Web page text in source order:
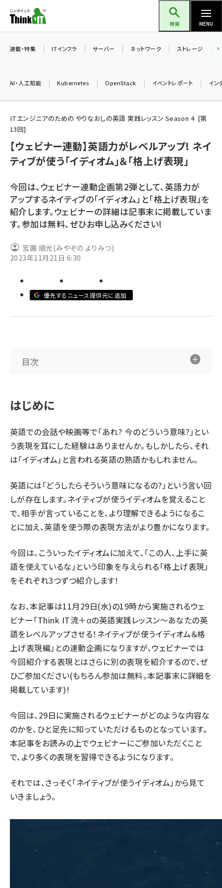
ン
ツ
検索 MENU
iot女子会 (2290)
北海道をのんびり旅する晴山佳須夫のヒント集！ (2047)
drupal (1963)
genai (1492)
abc123 (1367)
連載・特集 ITインフラ サーバー ネットワーク ストレージ
AI・人工知能 Kubernetes OpenStack イベントレポート イン
ITエンジニアのための やりなおしの英語 実践レッスン Season 4 第
13回
【ウェビナー連動】英語力がレベルアップ! ネイ
ティブが使う「イディオム」＆「格上げ表現」
今回は、ウェビナー連動企画第2弾として、英語力が
アップするネイティブの「イディオム」と「格上げ表現」を
紹介します。ウェビナーの詳細は記事末に掲載していま
す。参加は無料、ぜひお申し込みください!
宮園 順光(みやぞの よりみつ)
2023年11月21日 6:30
優先するニュース提供元に追加
目次
はじめに
英語での会話や映画等で「あれ? 今のどういう意味?」とい
う表現を耳にした経験はありませんか。もしかしたら、それ
は「イディオム」と言われる英語の熟語かもしれません。
英語には「どうしたらそういう意味になるの?」という言い回
しが存在します。ネイティブが使うイディオムを覚えること
で、相手が言っていることを、より理解できるようになるこ
とに加え、英語を使う際の表現方法がより豊かになります。
今回は、こういったイディオムに加えて、「この人、上手に英
語を使えているな」という印象を与えられる「格上げ表現」
をそれぞれ3つずつ紹介します!
なお、本記事は11月29日(水)の19時から実施されるウェ
ビナー「Think IT流＋αの英語実践レッスン～あなたの英
語をレベルアップさせる！ネイティブが使うイディオム＆格
上げ表現編」との連動企画になりますが、ウェビナーでは
今回紹介する表現とはさらに別の表現を紹介するので、ぜ
ひご参加ください(もちろん参加は無料。本記事末に詳細を
掲載しています)!
今回は、29日に実施されるウェビナーがどのような内容な
のかを、ひと足先に知っていただけるものとなっています。
本記事をお読みの上でウェビナーにご参加いただくこと
で、より多くの表現を習得できるようになります。
それでは、さっそく「ネイティブが使うイディオム」から見て
いきましょう。